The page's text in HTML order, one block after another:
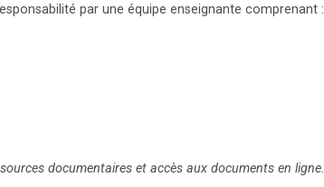
par une équipe enseignante comprenant :
documentaires et accès aux documents en ligne.